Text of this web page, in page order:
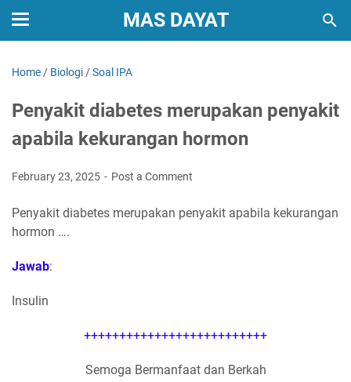
MAS DAYAT
Home / Biologi /Soal IPA
Penyakit diabetes merupakan penyakit
apabila kekurangan hormon
February 23, 2025 Post a Comment
Penyakit diabetes merupakan penyakit apabila kekurangan
hormon ….
Jawab:
Insulin
++++++++++++++++++++++++++
Semoga Bermanfaat dan Berkah